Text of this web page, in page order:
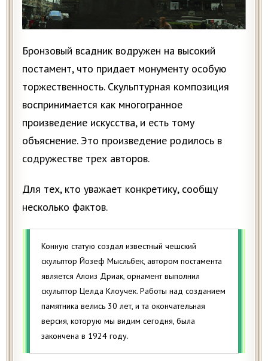
Бронзовый всадник водружен на высокий
постамент, что придает монументу особую
торжественность. Скульптурная композиция
воспринимается как многогранное
произведение искусства, и есть тому
объяснение. Это произведение родилось в
содружестве трех авторов.
Для тех, кто уважает конкретику, сообщу
несколько фактов.
Конную статую создал известный чешский
скульптор Йозеф Мысльбек, автором постамента
является Алоиз Дриак, орнамент выполнил
скульптор Целда Клоучек. Paботы над созданием
памятника велись 30 лет, и та окончательная
версия, которую мы видим сегодня, была
закончена в 1924 году.